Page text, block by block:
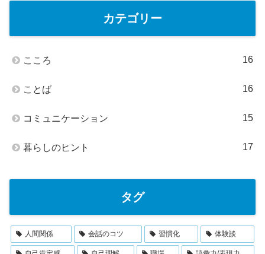
カテゴリー
こころ 16
ことば 16
コミュニケーション 15
暮らしのヒント 17
タグ
人間関係 会話のコツ 習慣化 体験談